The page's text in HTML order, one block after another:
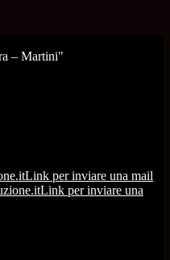
– Martini"
Link per inviare una mail
Link per inviare una